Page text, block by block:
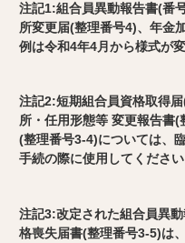
注記1:組合員異動報告書(番
所変更届(整理番号4)、年金
例は令和4年4月から様式が
注記2:短期組合員資格取得
所・任用形態等 変更報告書
(整理番号3-4)については、
手続の際に使用してください
注記3:改定された組合員異
格喪失届書(整理番号3-5)は